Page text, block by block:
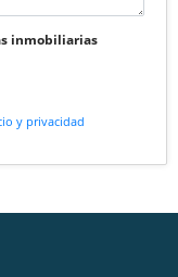
inmobiliarias
y privacidad